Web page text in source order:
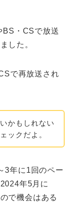
BS・CSで放送
した。
で再放送され
かもしれない
ックだよ。
3年に1回のペー
年5月に
で機会はある